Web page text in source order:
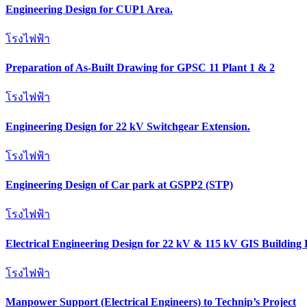
Engineering Design for CUP1 Area.
โรงไฟฟ้า
Preparation of As-Built Drawing for GPSC 11 Plant 1 & 2
โรงไฟฟ้า
Engineering Design for 22 kV Switchgear Extension.
โรงไฟฟ้า
Engineering Design of Car park at GSPP2 (STP)
โรงไฟฟ้า
Electrical Engineering Design for 22 kV & 115 kV GIS Building
โรงไฟฟ้า
Manpower Support (Electrical Engineers) to Technip’s Project